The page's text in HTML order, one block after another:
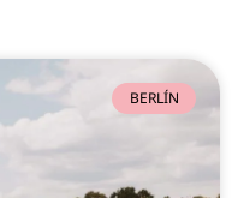
BERLÍN